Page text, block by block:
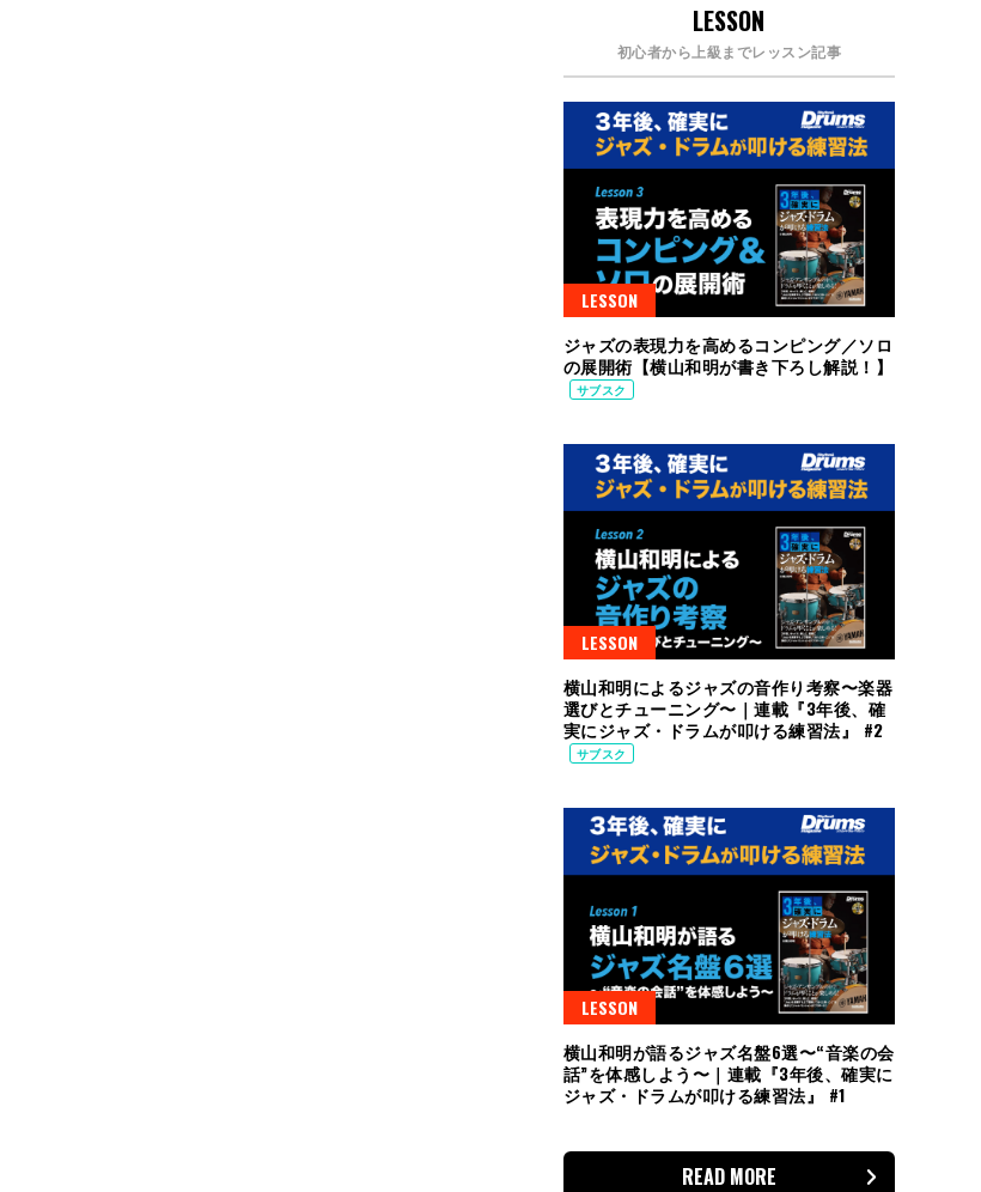
LESSON
初心者から上級までレッスン記事
LESSON
ジャズの表現力を高めるコンピング／ソロ
の展開術【横山和明が書き下ろし解説！】
サブスク
LESSON
横山和明によるジャズの音作り考察〜楽器
選びとチューニング〜｜連載『3年後、確
実にジャズ・ドラムが叩ける練習法』 #2
サブスク
LESSON
横山和明が語るジャズ名盤6選〜“音楽の会
話”を体感しよう〜｜連載『3年後、確実に
ジャズ・ドラムが叩ける練習法』 #1
READ MORE